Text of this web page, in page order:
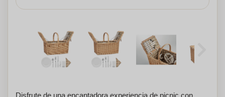
Disfrute de una encantadora experiencia de picnic con